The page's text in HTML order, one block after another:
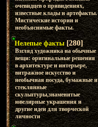
очевидцев о привидениях,
известные клады и артефакты.
Мистические истории и
необъяснимые факты.
Нелепые факты [280]
Взгляд художника на обычные
вещи: оригинальные решения
в архитектуре и интерьере,
витражное искусство и
необычная посуда, бумажные и
стеклянные
скульптуры,знаменитые
ювелирные украшения и
другие идеи для творческой
личности